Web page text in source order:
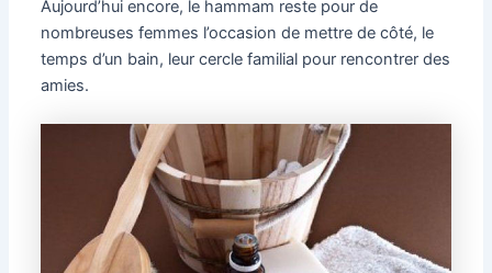
Aujourd’hui encore, le hammam reste pour de
nombreuses femmes l’occasion de mettre de côté, le
temps d’un bain, leur cercle familial pour rencontrer des
amies.